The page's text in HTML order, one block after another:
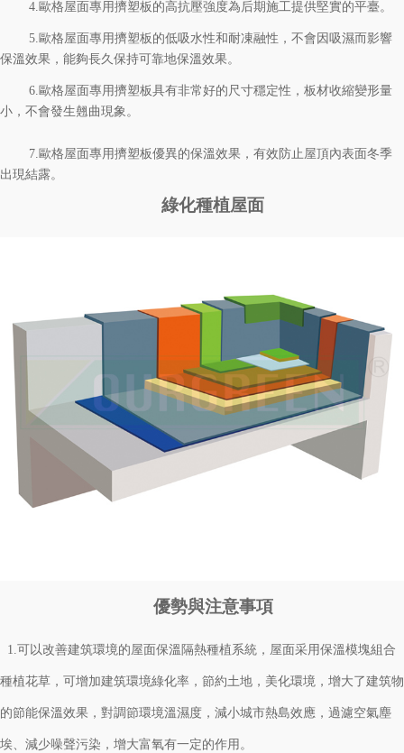
4. 歐格 屋面專用擠塑板的高抗壓強度為后期施工提供堅實的平臺。
5. 歐格 屋面專用擠塑板的低吸水性和耐凍融性，不會因吸濕而影響
保溫效果，能夠長久保持可靠地保溫效果。
6. 歐格 屋面專用擠塑板具有非常好的尺寸穩定性，板材收縮變形量
小，不會發生翹曲現象。
7. 歐格 屋面專用擠塑板優異的保溫效果，有效防止屋頂內表面冬季
出現結露。
綠化種植屋面
優勢與注意事項
1.可以改善建筑環境的屋面保溫隔熱種植系統，屋面采用保溫模塊組合
種植花草，可增加建筑環境綠化率，節約土地，美化環境，增大了建筑物
的節能保溫效果，對調節環境溫濕度，減小城市熱島效應，過濾空氣塵
埃、減少噪聲污染，增大富氧有一定的作用。